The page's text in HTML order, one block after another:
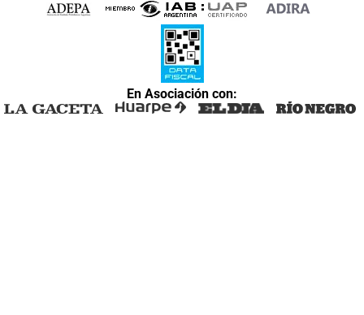
En Asociación con: